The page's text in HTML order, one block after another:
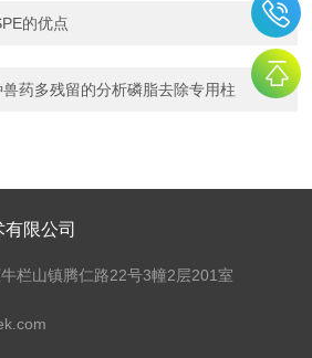
的优点
药多残留的分析磷脂去除专用柱
限公司
栏山镇腾仁路22号3幢2层201室